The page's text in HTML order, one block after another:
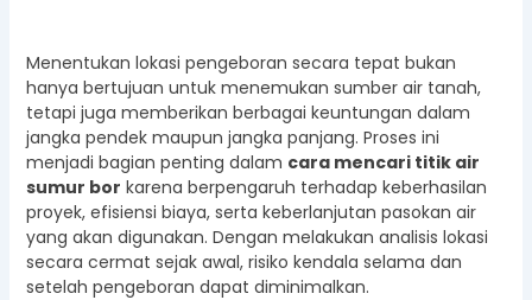
Menentukan lokasi pengeboran secara tepat bukan
hanya bertujuan untuk menemukan sumber air tanah,
tetapi juga memberikan berbagai keuntungan dalam
jangka pendek maupun jangka panjang. Proses ini
menjadi bagian penting dalam cara mencari titik air
sumur bor karena berpengaruh terhadap keberhasilan
proyek, efisiensi biaya, serta keberlanjutan pasokan air
yang akan digunakan. Dengan melakukan analisis lokasi
secara cermat sejak awal, risiko kendala selama dan
setelah pengeboran dapat diminimalkan.